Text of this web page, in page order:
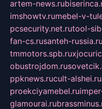
artem-news.ru
imshowtv.rumebel-v-
pcsecurity.net.rutool-
fan-cs.rusanteh-russia.ru
tmmotors.spb.ru
obustrojdom.ru
ppknews.rucult-alshei.ru
proekciyamebel.ru
glamourai.ru